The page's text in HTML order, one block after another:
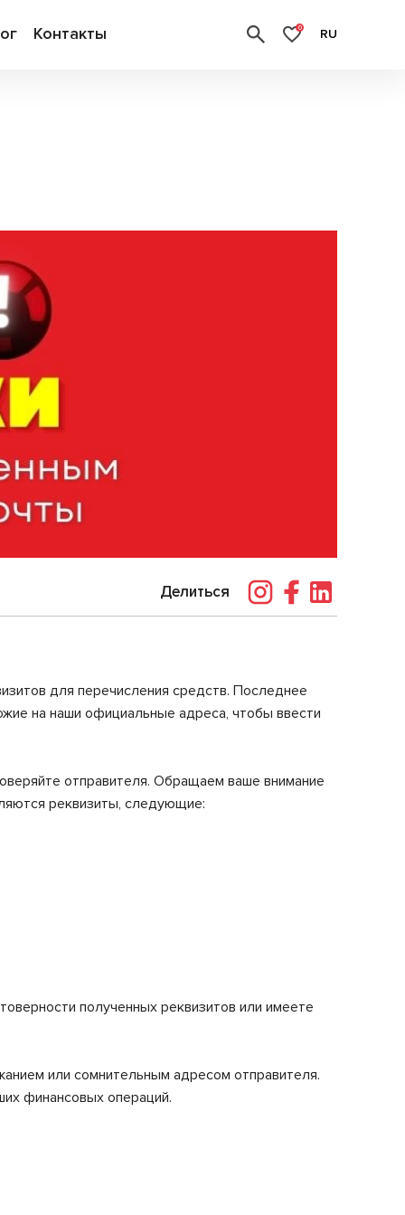
Контакты 0 RU
Делиться
для перечисления средств. Последнее
на наши официальные адреса, чтобы ввести
отправителя. Обращаем ваше внимание
реквизиты, следующие:
полученных реквизитов или имеете
или сомнительным адресом отправителя.
финансовых операций.